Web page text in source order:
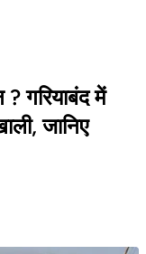
गरियाबंद में
जानिए